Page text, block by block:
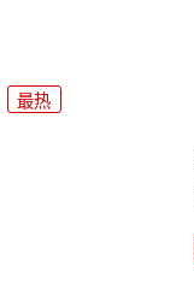
最热